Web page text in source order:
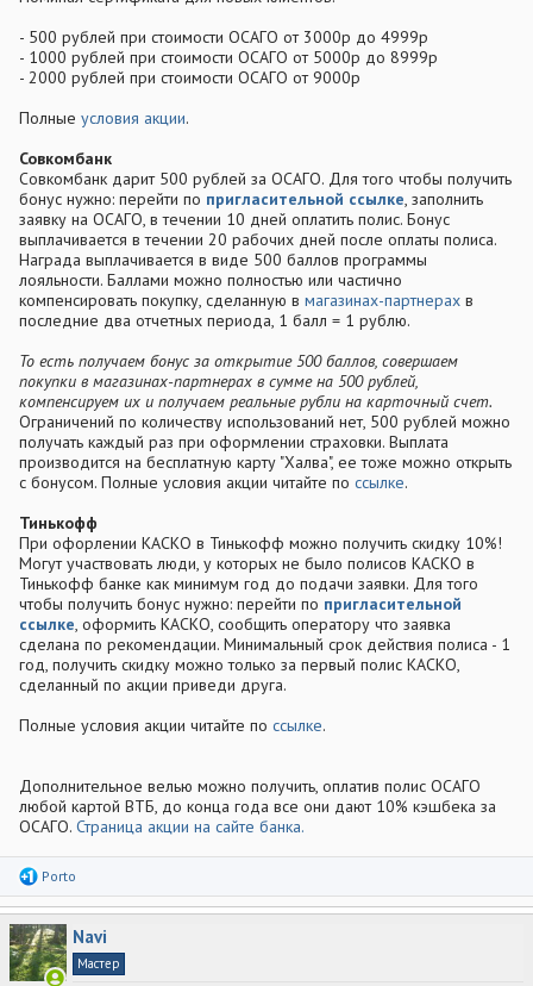
- 500 рублей при стоимости ОСАГО от 3000р до 4999р
- 1000 рублей при стоимости ОСАГО от 5000р до 8999р
- 2000 рублей при стоимости ОСАГО от 9000р
Полные условия акции.
Совкомбанк
Совкомбанк дарит 500 рублей за ОСАГО. Для того чтобы получить
бонус нужно: перейти по пригласительной ссылке, заполнить
заявку на ОСАГО, в течении 10 дней оплатить полис. Бонус
выплачивается в течении 20 рабочих дней после оплаты полиса.
Награда выплачивается в виде 500 баллов программы
лояльности. Баллами можно полностью или частично
компенсировать покупку, сделанную в магазинах-партнерах в
последние два отчетных периода, 1 балл = 1 рублю.
То есть получаем бонус за открытие 500 баллов, совершаем
покупки в магазинах-партнерах в сумме на 500 рублей,
компенсируем их и получаем реальные рубли на карточный счет.
Ограничений по количеству использований нет, 500 рублей можно
получать каждый раз при оформлении страховки. Выплата
производится на бесплатную карту "Халва", ее тоже можно открыть
с бонусом. Полные условия акции читайте по ссылке.
Тинькофф
При офорлении КАСКО в Тинькофф можно получить скидку 10%!
Могут участвовать люди, у которых не было полисов КАСКО в
Тинькофф банке как минимум год до подачи заявки. Для того
чтобы получить бонус нужно: перейти по пригласительной
ссылке, оформить КАСКО, сообщить оператору что заявка
сделана по рекомендации. Минимальный срок действия полиса - 1
год, получить скидку можно только за первый полис КАСКО,
сделанный по акции приведи друга.
Полные условия акции читайте по ссылке.
Дополнительное велью можно получить, оплатив полис ОСАГО
любой картой ВТБ, до конца года все они дают 10% кэшбека за
ОСАГО. Страница акции на сайте банка.
Р
а
к
ц
и
и
Porto
Navi
Мастер